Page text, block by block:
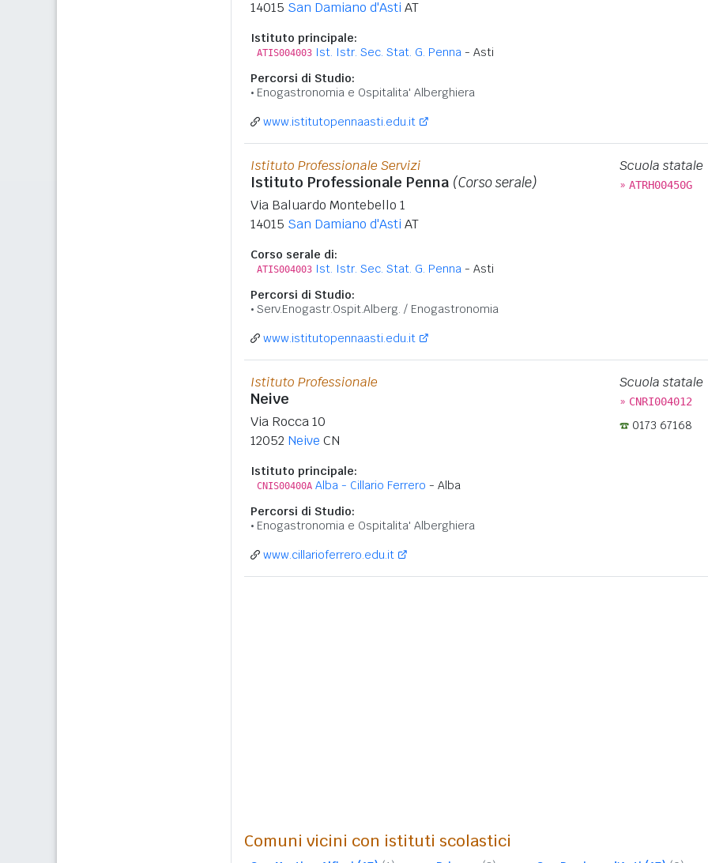
14015 San Damiano d'Asti AT
Istituto principale:
ATIS004003 Ist. Istr. Sec. Stat. G. Penna - Asti
Percorsi di Studio:
Enogastronomia e Ospitalita' Alberghiera
www.istitutopennaasti.edu.it
Istituto Professionale Servizi
Istituto Professionale Penna (Corso serale)
Via Baluardo Montebello 1
14015 San Damiano d'Asti AT
Corso serale di:
ATIS004003 Ist. Istr. Sec. Stat. G. Penna - Asti
Percorsi di Studio:
Serv.Enogastr.Ospit.Alberg. / Enogastronomia
Scuola statale
» ATRH00450G
www.istitutopennaasti.edu.it
Istituto Professionale
Neive
Via Rocca 10
12052 Neive CN
Istituto principale:
CNIS00400A Alba - Cillario Ferrero - Alba
Percorsi di Studio:
Enogastronomia e Ospitalita' Alberghiera
Scuola statale
» CNRI004012
0173 67168
www.cillarioferrero.edu.it
Comuni vicini con istituti scolastici